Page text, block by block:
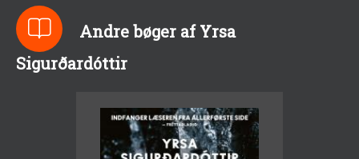
Andre bøger af Yrsa
Sigurðardóttir